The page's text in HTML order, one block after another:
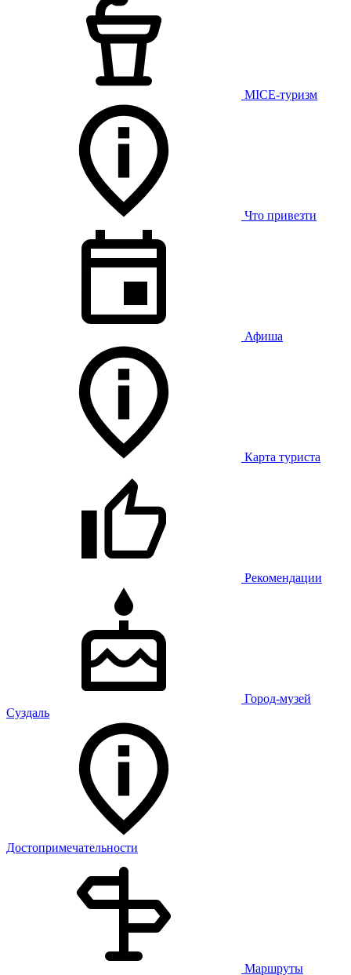
MICE-туризм
Что привезти
Афиша
Карта туриста
Рекомендации
Город-музей
Суздаль
Достопримечательности
Маршруты